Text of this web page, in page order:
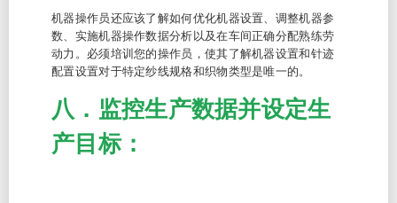
机器操作员还应该了解如何优化机器设置、调整机器参
数、实施机器操作数据分析以及在车间正确分配熟练劳
动力。必须培训您的操作员，使其了解机器设置和针迹
配置设置对于特定纱线规格和织物类型是唯一的。
八．监控生产数据并设定生
产目标：